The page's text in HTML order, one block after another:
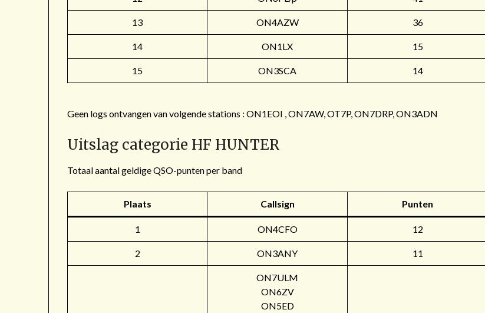
13 ON4AZW 36
14 ON1LX 15
15 ON3SCA 14
Geen logs ontvangen van volgende stations : ON1EOI , ON7AW, OT7P, ON7DRP, ON3ADN
Uitslag categorie HF HUNTER
Totaal aantal geldige QSO-punten per band
Plaats Callsign Punten
1 ON4CFO 12
2 ON3ANY 11
ON7ULM
ON6ZV
ON5ED